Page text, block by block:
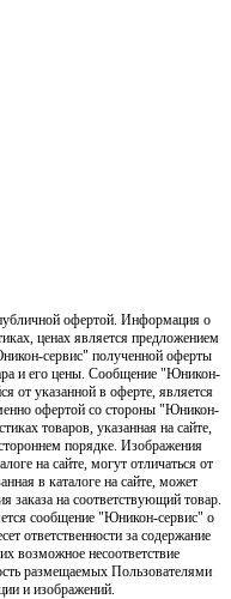
офертой. Информация о
ценах является предложением
сервис" полученной оферты
и его цены. Сообщение "Юникон-
от указанной в оферте, является
офертой со стороны "Юникон-
товаров, указанная на сайте,
порядке. Изображения
на сайте, могут отличаться от
в каталоге на сайте, может
заказа на соответствующий товар.
сообщение "Юникон-сервис" о
ответственности за содержание
возможное несоответствие
размещаемых Пользователями
и изображений.